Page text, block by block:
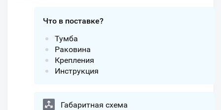
Что в поставке?
Тумба
Раковина
Крепления
Инструкция
Габаритная схема